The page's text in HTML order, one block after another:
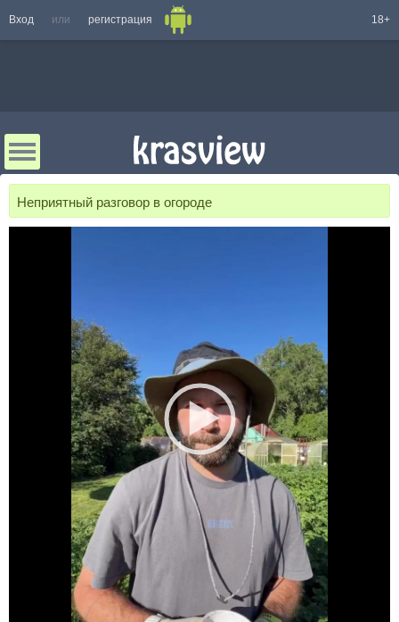
Вход или регистрация 18+
Неприятный разговор в огороде